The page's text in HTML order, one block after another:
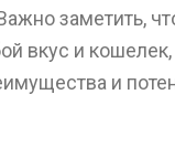
заметить,
вкус и
и